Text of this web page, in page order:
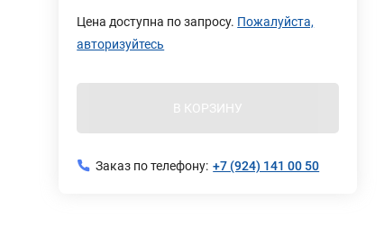
Цена доступна по запросу. Пожалуйста,
авторизуйтесь
В КОРЗИНУ
Заказ по телефону: +7 (924) 141 00 50